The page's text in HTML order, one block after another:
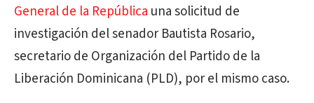
General de la República una solicitud de
investigación del senador Bautista Rosario,
secretario de Organización del Partido de la
Liberación Dominicana (PLD), por el mismo caso.